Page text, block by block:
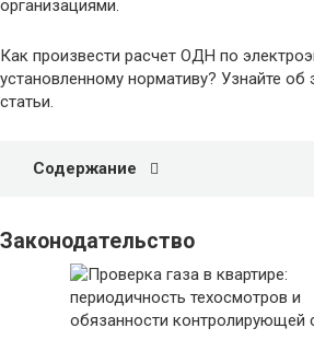
организациями.
Как произвести расчет ОДН по
установленному нормативу? Узнайте об
статьи.
Содержание
Законодательство